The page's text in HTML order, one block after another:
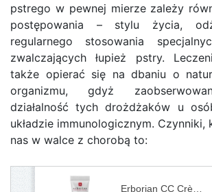
pstrego w pewnej mierze zależy
postępowania – stylu życia,
regularnego stosowania
zwalczających łupież pstry.
także opierać się na dbaniu o
organizmu, gdyż
działalność tych drożdżaków u
układzie immunologicznym. Czynniki,
nas w walce z chorobą to: